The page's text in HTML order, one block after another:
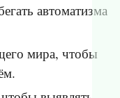
автоматизма
мира, чтобы